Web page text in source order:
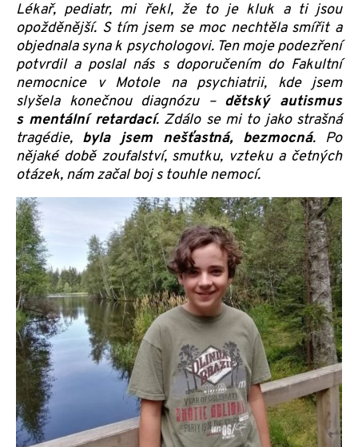
Lékař, pediatr, mi řekl, že to je kluk a ti jsou
opožděnější. S tím jsem se moc nechtěla smířit a
objednala syna k psychologovi. Ten moje podezření
potvrdil a poslal nás s doporučením do Fakultní
nemocnice v Motole na psychiatrii, kde jsem
slyšela konečnou diagnózu – dětský autismus
s mentální retardací. Zdálo se mi to jako strašná
tragédie, byla jsem nešťastná, bezmocná. Po
nějaké době zoufalství, smutku, vzteku a četných
otázek, nám začal boj s touhle nemocí.